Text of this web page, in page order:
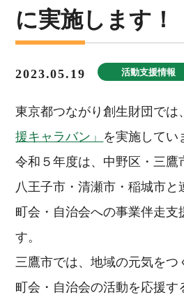
に実施します！
2023.05.19 活動支援情報
東京都つながり創生財団では、
援キャラバン」 を実施してい
令和５年度は、中野区・三鷹
八王子市・清瀬市・稲城市
町会・自治会への事業伴走支
す。
三鷹市では、地域の元気をつ
町会・自治会の活動を応援す